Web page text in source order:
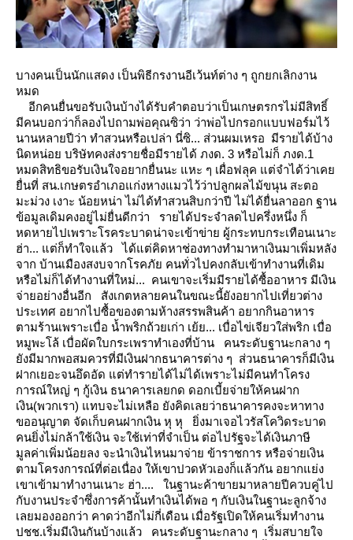
บางคนเป็นนักแสดง เป็นพิธีกรงานอีเว้นท์ต่าง ๆ ถูกยกเลิกงาน
หมด
อีกคนยื่นขอรับเงินบ้างได้รับคำตอบว่าเป็นเกษตรกรไม่มีสิทธิ์
มีคนบอกว่าก็ลองไปถามพ่อคุณซิว่า ว่าพ่อไปกรอกแบบฟอร์มไว้
นานหลายปีว่า ทำสวนหรือเปล่า นี่ซิ... ส่วนผมเหรอ มีรายได้บ้าง
นิดหน่อย บริษัทคงส่งรายชื่อมีรายได้ ภงด. 3 หรือไม่ก็ ภงด.1
หมดสิทธิขอรับเงินใจอยากยื่นนะ หะ ๆ เผื่อฟลุค แต่จำได้ว่าเค
ื่นที่ สน.เกษตรอำเภอแก่งหางแมวไว้ว่าปลูกผลไม้ขนุน สะตอ
มะม่วง เงาะ น้อยหน่า ไม่ได้ทำสวนสิบกว่าปี ไม่ได้ยื่นลาออก ฐาน
ข้อมูลเดิมคงอยู่ไม่ยื่นดีกว่า
รายได้ประจำลดไปครึ่งหนึ่ง ก็
หดหายไปเพราะโรคระบาดน่าจะเข้าข่าย ผู้กระทบกระเทือนเนาะ
ฮ่า... ต่ก็ทำใจแล้ว ได้แต่คิดหาช่องทางทำมาหาเงินมาเพิ่มหลัง
จาก บ้านเมืองสงบจากโรคภัย คนทั่วไปคงกลับเข้าทำงานที่เดิม
หรือไม่ก็ได้ทำงานที่ใหม่... คนเขาจะเริ่มมีรายได้ซื้ออาหาร มีเงิน
จ่ายอย่างอื่นอีก
สังเกตหลายคนในขณะนี้ยังอยากไปเที่ยวต่าง
ประเทศ อยากไปซื้อของตามห้างสรรพสินค้า อยากกินอาหาร
ตามร้านเพราะเบื่อ น้ำพริกถ้วยเก่า เย้ย... เบื่อไข่เจียวใส่พริก เบื่อ
หมูพะโล้ เบื่อผัดใบกระเพราทำเองที่บ้าน
คนระดับฐานะกลาง ๆ
ังมีมากพอสมควรที่มีเงินฝากธนาคารต่าง ๆ ส่วนธนาคารก็มีเงิน
ฝากเยอะจนอึดอัด ต่ทำรายได้ไม่ได้เพราะไม่มีคนทำโครง
การณ์ใหญ่ ๆ กู้เงิน ธนาคารเลยกด ดอกเบี้ยจ่ายให้คนฝาก
เงิน(พวกเรา) ทบจะไม่เหลือ ยังคิดเลยว่าธนาคารคงจะหาทาง
ขออนุญาต จัดเก็บคนฝากเงิน หุ หุ
ิ่งมาเจอไวรัสโควิดระบาด
คนยิ่งไม่กล้าใช้เงิน จะใช้เท่าที่จำเป็น ต่อไปรัฐจะได้เงินภาษี
มูลค่าเพิ่มน้อยลง จะนำเงินไหนมาจ่าย ข้าราชการ หรือจ่ายเงิน
ตามโครงการณ์ที่ต่อเนื่อง ห้เขาปวดหัวเองก็แล้วกัน อยากแย่ง
เขาเข้ามาทำงานเนาะ ฮ่า....
นฐานะค้าขายมาหลายปีควบคู่ไป
กับงานประจำซึ่งการค้านั้นทำเงินได้พอ ๆ กับเงินในฐานะลูกจ้าง
เลยมองออกว่า คาดว่าอีกไม่กี่เดือน เมื่อรัฐเปิดให้คนเริ่มทำงาน
ปชช.เริ่มมีเงินกันบ้างแล้ว
คนระดับฐานะกลาง ๆ เริ่มสบายใจ